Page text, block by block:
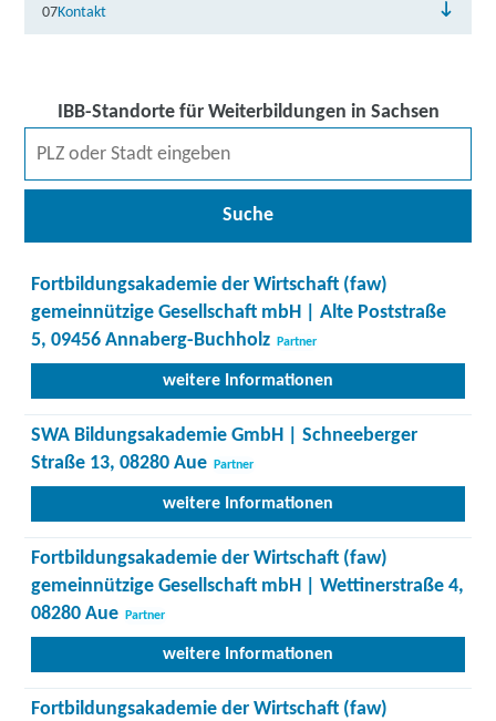
07Kontakt
IBB-Standorte für Weiterbildungen in Sachsen
Suche
Fortbildungsakademie der Wirtschaft (faw)
gemeinnützige Gesellschaft mbH | Alte Poststraße
5, 09456 Annaberg-Buchholz
Partner
weitere Informationen
SWA Bildungsakademie GmbH | Schneeberger
Straße 13, 08280 Aue
Partner
weitere Informationen
Fortbildungsakademie der Wirtschaft (faw)
gemeinnützige Gesellschaft mbH | Wettinerstraße 4,
08280 Aue
Partner
weitere Informationen
Fortbildungsakademie der Wirtschaft (faw)